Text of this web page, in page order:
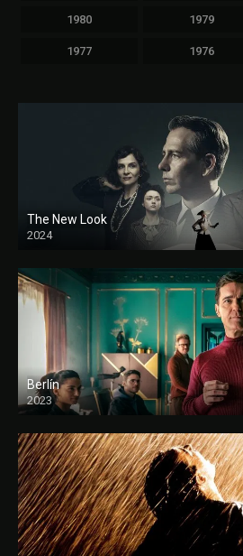
1980 1979
1977 1976
The New Look
2024
Berlín
2023